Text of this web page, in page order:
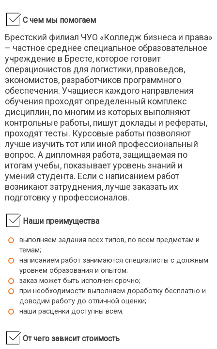
ВОВ советского народа в контексте второй мировой
Возрастная и педагогическая психология
Восприятие фольклорных текстов дошкольниками
Востоковедение
Всемирная история
Всеобщая история
Всеобщая история искусства
Гендерная психология
Гендерная социология
Гимнастика и методика преподавания
Говорение на основе чтения
Декоративное рисование
Декоративно-прикладное искусство
Детская психология
Дефектология
Диалектология
Дидактика
Дифференциальная психология
Дошкольная педагогика
Журналистика
Зарубежная история
Зарубежная литература
Идеология
Изобразительное искусство
Иностранные языки
Иностранный язык делового общения
С чем мы помогаем
Брестский филиал ЧУО «Колледж бизнеса и права»
– частное среднее специальное образовательное
учреждение в Бресте, которое готовит
операционистов для логистики, правоведов,
экономистов, разработчиков программного
обеспечения. Учащиеся каждого направления
обучения проходят определенный комплекс
дисциплин, по многим из которых выполняют
контрольные работы, пишут доклады и рефераты,
проходят тесты. Курсовые работы позволяют
лучше изучить тот или иной профессиональный
вопрос. А дипломная работа, защищаемая по
итогам учебы, показывает уровень знаний и
умений студента. Если с написанием работ
возникают затруднения, лучше заказать их
подготовку у профессионалов.
Наши преимущества
выполняем задания всех типов, по всем предметам и
темам;
написанием работ занимаются специалисты с должным
уровнем образования и опытом;
заказ может быть исполнен срочно;
при необходимости выполняем доработку бесплатно и
доводим работу до отличной оценки;
наши расценки доступны всем.
От чего зависит стоимость